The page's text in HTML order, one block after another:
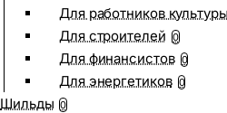
Для работников
Для строителей 0
Для финансистов 0
Для энергетиков 0
Шильды 0